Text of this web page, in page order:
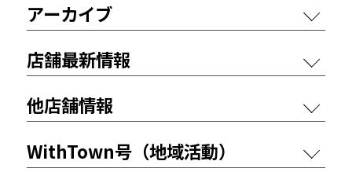
アーカイブ
店舗最新情報
他店舗情報
WithTown号（地域活動）